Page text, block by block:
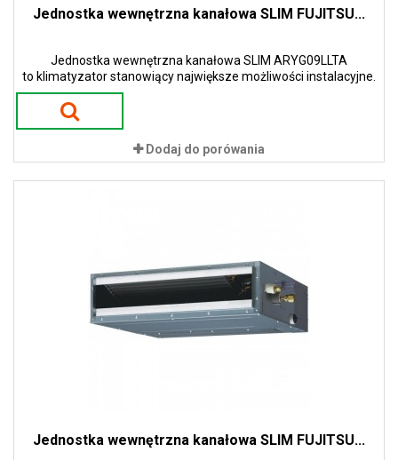
Jednostka wewnętrzna kanałowa SLIM FUJITSU...
Jednostka wewnętrzna kanałowa SLIM ARYG09LLTA
to klimatyzator stanowiący największe możliwości instalacyjne.
Dodaj do porówania
Jednostka wewnętrzna kanałowa SLIM FUJITSU...